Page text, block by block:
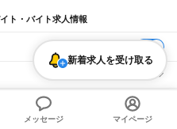
ト・バイト求人情報
高校生歓迎 ファミレス
新着求人を受け取る
メッセージ マイページ